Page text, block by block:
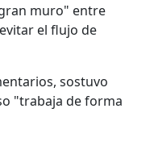
muro" entre
el flujo de
sostuvo
"trabaja de forma